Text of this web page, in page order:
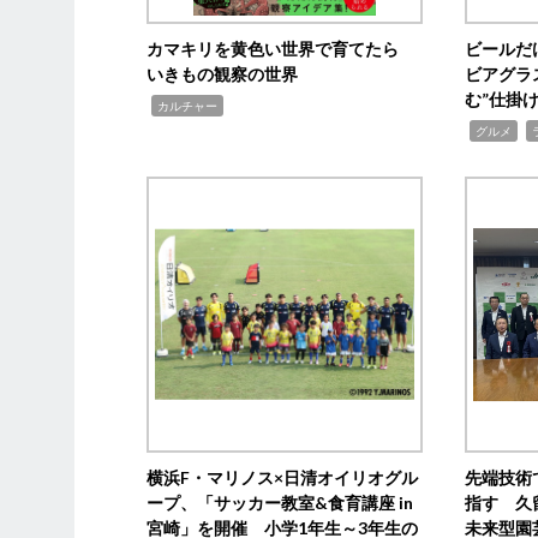
カマキリを黄色い世界で育てたら
いきもの観察の世界
カルチャー
ビール
ビアグ
む”仕掛
グルメ
横浜F・マリノス×日清オイリオグル
ープ、「サッカー教室&食育講座 in
宮崎」を開催 小学1年生～3年生の
先端技術
指す 久
未来型園